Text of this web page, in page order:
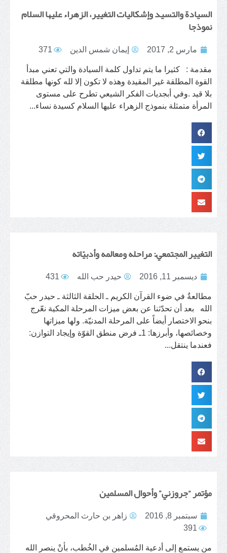
السيادة والتسيد وإشكاليات التغيير، الزهراء عليها السلام
نموذجا
مارس 2, 2017 إيمان شمس الدين 371
مقدمة : كثيرا ما يتم تداول كلمة السيادة والتي تعني مبدأ
القوة المطلقة غير المقيدة وهذه لا تكون إلا لله كونها مطلقة
بلا قيد .وفي أبجديات الفكر الشيعي تطرح على مستوى
المرأة متمثلة بنموذج الزهراء عليها السلام كسيدة نساء...
التغيير المجتمعيّ: مراحله ومعالمه وأدبيّاته
ديسمبر 11, 2016 حیدر حب الله 431
مطالعةٌ في ضوء القرآن الكريم ـ الحلقة الثالثة ـ حيدر حبّ
الله بعد أن تحدّثنا عن بعض ميزات المرحلة المكية نعّرج
بنحو الاختصار أيضاً على المرحلة المدنيّة. ولها ميزاتها
وخصائصها، وأبرزها: 1ـ فرض منطق القوّة وإيجاد التوازن:
فعندما ينتقل...
مؤتمر “جروزني” وأحوال المسلمين
سبتمبر 8, 2016
زاهر بن حارث المحروقي
391
من يستمع إلى أدعية المُسلمين في الخُطب، بأنْ ينصر الله